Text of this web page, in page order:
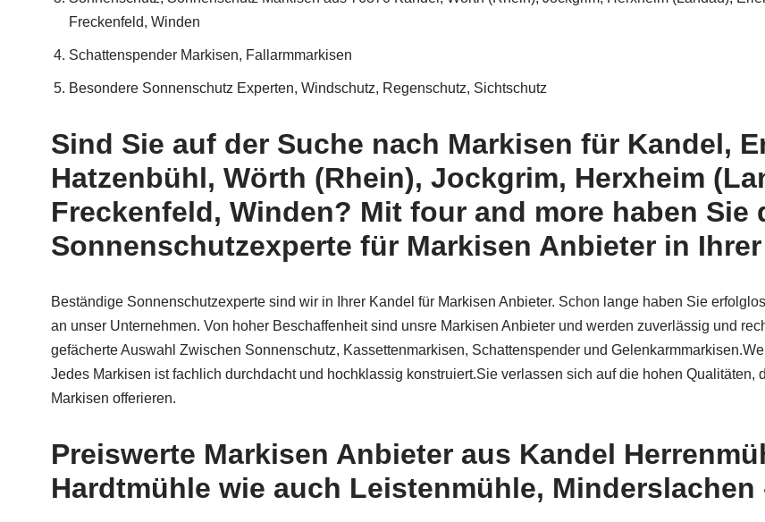
Freckenfeld, Winden
Schattenspender Markisen, Fallarmmarkisen
Besondere Sonnenschutz Experten, Windschutz, Regenschutz, Sichtschutz
Sind Sie auf der Suche nach Markisen für Kandel,
Hatzenbühl, Wörth (Rhein), Jockgrim, Herxheim
Freckenfeld, Winden? Mit four and more haben Sie
Sonnenschutzexperte für Markisen Anbieter in
Beständige Sonnenschutzexperte sind wir in Ihrer Kandel für Markisen Anbieter. Schon lange haben Sie
an unser Unternehmen. Von hoher Beschaffenheit sind unsre Markisen Anbieter und werden zuverlässig und
gefächerte Auswahl Zwischen Sonnenschutz, Kassettenmarkisen, Schattenspender und
Jedes Markisen ist fachlich durchdacht und hochklassig konstruiert.Sie verlassen sich auf die hohen
Markisen offerieren.
Preiswerte Markisen Anbieter aus Kandel
Hardtmühle wie auch Leistenmühle,